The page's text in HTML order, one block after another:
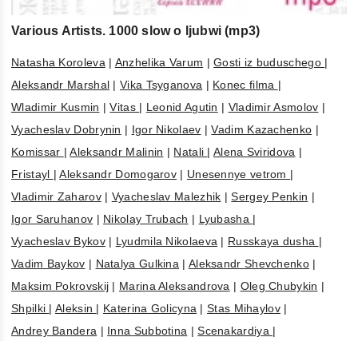
Various Artists. 1000 slow o ljubwi (mp3)
Natasha Koroleva | Anzhelika Varum |Gosti iz buduschego |
Aleksandr Marshal |Vika Tsyganova | Konec filma |
Wladimir Kusmin |Vitas | Leonid Agutin | Vladimir Asmolov |
Vyacheslav Dobrynin | Igor Nikolaev |Vadim Kazachenko |
Komissar |Aleksandr Malinin | Natali |Alena Sviridova |
Fristayl |Aleksandr Domogarov | Unesennye vetrom |
Vladimir Zaharov| Vyacheslav Malezhik |Sergey Penkin |
Igor Saruhanov | Nikolay Trubach | Lyubasha |
Vyacheslav Bykov| Lyudmila Nikolaeva | Russkaya dusha |
Vadim Baykov | Natalya Gulkina | Aleksandr Shevchenko|
Maksim Pokrovskij | Marina Aleksandrova | Oleg Chubykin |
Shpilki |Aleksin | Katerina Golicyna |Stas Mihaylov|
Andrey Bandera | Inna Subbotina |Scenakardiya |